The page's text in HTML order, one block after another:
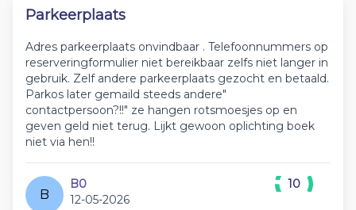
Parkeerplaats
Adres parkeerplaats onvindbaar . Telefoonnummers op
reserveringformulier niet bereikbaar zelfs niet langer in
gebruik. Zelf andere parkeerplaats gezocht en betaald.
Parkos later gemaild steeds andere"
contactpersoon?!!" ze hangen rotsmoesjes op en
geven geld niet terug. Lijkt gewoon oplichting boek
niet via hen!!
B
B0
12-05-2026
10